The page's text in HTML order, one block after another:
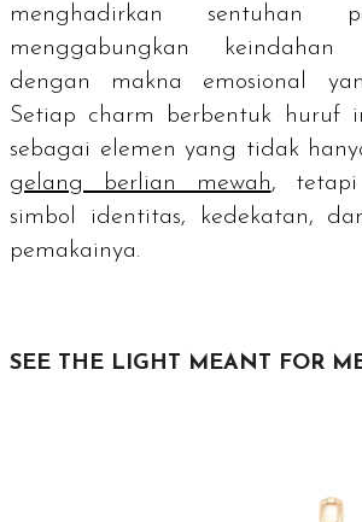
menghadirkan sentuhan
menggabungkan
dengan makna emosional
Setiap charm
berbentuk huruf
sebagai elemen yang tidak
gelang berlian mewah,
simbol identitas, kedekatan,
pemakainya.
SEE THE LIGHT MEANT FOR